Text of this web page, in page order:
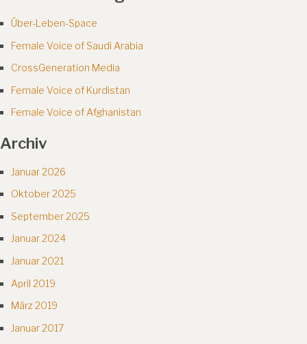
Über-Leben-Space
Female Voice of Saudi Arabia
CrossGeneration Media
Female Voice of Kurdistan
Female Voice of Afghanistan
Archiv
Januar 2026
Oktober 2025
September 2025
Januar 2024
Januar 2021
April 2019
März 2019
Januar 2017